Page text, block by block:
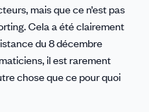
mais que ce n’est pas
Cela a été clairement
du 8 décembre
il est rarement
chose que ce pour quoi